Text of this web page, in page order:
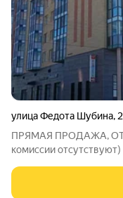
улица Федота Шубина, 2
ПРЯМАЯ ПРОДАЖА, ОТ
комиссии
площади) Пишите,
Предложение по